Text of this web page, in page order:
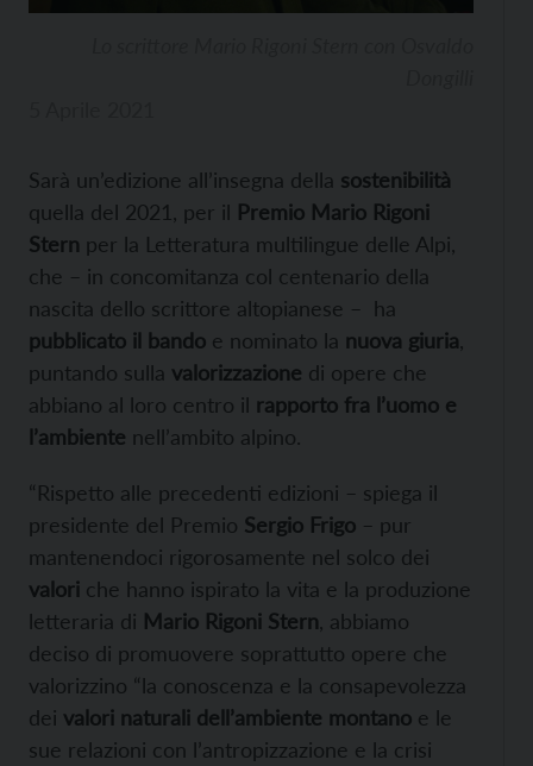
Sarà un’edizione all’insegna della sostenibilità
quella del 2021, per il Premio Mario Rigoni
Stern per la Letteratura multilingue delle Alpi,
che – in concomitanza col centenario della
nascita dello scrittore altopianese – ha
pubblicato il bando e nominato la nuova giuria
puntando sulla valorizzazione di opere che
abbiano al loro centro il rapporto fra l’uomo e
l’ambiente nell’ambito alpino.
“Rispetto alle precedenti edizioni – spiega il
presidente del Premio Sergio Frigo – pur
mantenendoci rigorosamente nel solco dei
valori che hanno ispirato la vita e la produzione
letteraria di Mario Rigoni Stern , abbiamo
deciso di promuovere soprattutto opere che
valorizzino “la conoscenza e la consapevolezza
dei valori naturali dell’ambiente montano e le
sue relazioni con l’antropizzazione e la crisi